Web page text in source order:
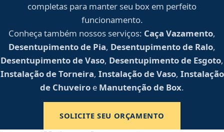
completas para manter seu box em perfeito
funcionamento.
Conheça também nossos serviços: Caça Vazamento,
Desentupimento de Pia, Desentupimento de Ralo,
Desentupimento de Vaso, Desentupimento de Esgoto,
Instalação de Torneira, Instalação de Vaso, Instalação
de Chuveiro e Manutenção de Box.
SOLICITE SEU ORÇAMENTO